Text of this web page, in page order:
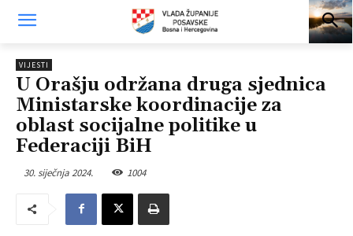
VIJESTI
U Orašju održana druga sjednica
Ministarske koordinacije za
oblast socijalne politike u
Federaciji BiH
30. siječnja 2024. 1004